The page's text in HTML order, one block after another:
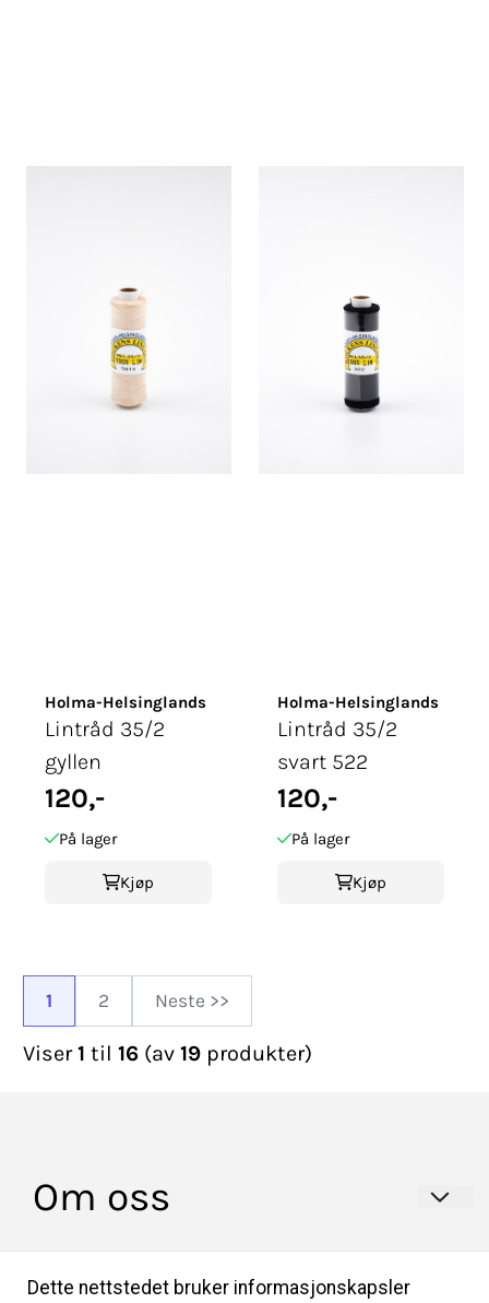
Holma-Helsinglands
Lintråd 35/2
gyllen
120,-
På lager
Kjøp
Holma-Helsinglands
Lintråd 35/2
svart 522
120,-
På lager
Kjøp
1 2 Neste >>
Viser1 til 16(av 19produkter)
Om oss
HULDRA BUNADER AS
Professor Lochmanns gate 2A
Info
Dette nettstedet bruker informasjonskapsler